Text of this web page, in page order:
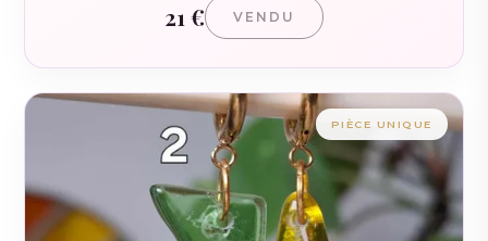
21 € VENDU
PIÈCE UNIQUE